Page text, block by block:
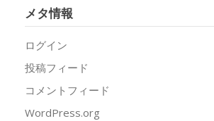
メタ情報
ログイン
投稿フィード
コメントフィード
WordPress.org